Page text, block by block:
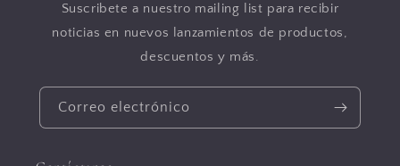
Suscribete a nuestro mailing list para recibir
noticias en nuevos lanzamientos de productos,
descuentos y más.
Correo electrónico